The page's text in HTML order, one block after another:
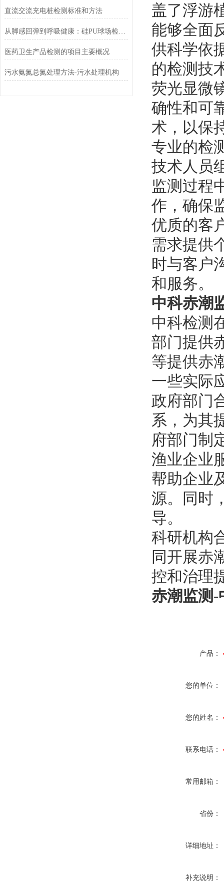
直流交流充电桩检测标准和方法
从脚感回弹到呼吸健康：硅PU球场检测如何定义“黄金运动面”？
医药卫生产品检测的项目主要概况
污水氨氮总氮处理方法-污水处理机构
盖了浮游
能够全面
供科学依
的检测技
荧光显微
确性和可
术，以保
专业的检
技术人员
监测过程
作，确保
优质的客
需求提供
时与客户
和服务。
中科赤潮
中科检测
部门提供
等提供赤
一些实际
政府部门
系，为其
府部门制
渔业企业
帮助企业
源。同时
导。
科研机构
同开展赤
控和治理
赤潮监测-
产品：
您的单位：
您的姓名：
联系电话：
常用邮箱：
省份：
详细地址：
补充说明：